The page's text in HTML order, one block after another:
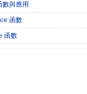
數與應用
函數
函數